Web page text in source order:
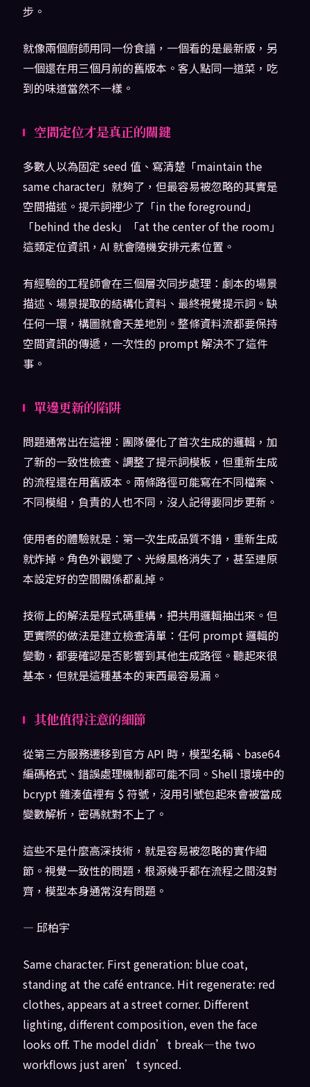
步。
就像兩個廚師用同一份食譜，一個看的是最新版，另
一個還在用三個月前的舊版本。客人點同一道菜，吃
到的味道當然不一樣。
空間定位才是真正的關鍵
多數人以為固定 seed 值、寫清楚「maintain the
same character」就夠了，但最容易被忽略的其實是
空間描述。提示詞裡少了「in the foreground」
「behind the desk」「at the center of the room」
這類定位資訊，AI 就會隨機安排元素位置。
有經驗的工程師會在三個層次同步處理：劇本的場景
描述、場景提取的結構化資料、最終視覺提示詞。缺
任何一環，構圖就會天差地別。整條資料流都要保持
空間資訊的傳遞，一次性的 prompt 解決不了這件
事。
單邊更新的陷阱
問題通常出在這裡：團隊優化了首次生成的邏輯，加
了新的一致性檢查、調整了提示詞模板，但重新生成
的流程還在用舊版本。兩條路徑可能寫在不同檔案、
不同模組，負責的人也不同，沒人記得要同步更新。
使用者的體驗就是：第一次生成品質不錯，重新生成
就炸掉。角色外觀變了、光線風格消失了，甚至連原
本設定好的空間關係都亂掉。
技術上的解法是程式碼重構，把共用邏輯抽出來。但
更實際的做法是建立檢查清單：任何 prompt 邏輯的
變動，都要確認是否影響到其他生成路徑。聽起來很
基本，但就是這種基本的東西最容易漏。
其他值得注意的細節
從第三方服務遷移到官方 API 時，模型名稱、base64
編碼格式、錯誤處理機制都可能不同。Shell 環境中的
bcrypt 雜湊值裡有 $ 符號，沒用引號包起來會被當成
變數解析，密碼就對不上了。
這些不是什麼高深技術，就是容易被忽略的實作細
節。視覺一致性的問題，根源幾乎都在流程之間沒對
齊，模型本身通常沒有問題。
— 邱柏宇
Same character. First generation: blue coat,
standing at the café entrance. Hit regenerate: red
clothes, appears at a street corner. Different
lighting, different composition, even the face
looks off. The model didn’t break—the two
workflows just aren’t synced.